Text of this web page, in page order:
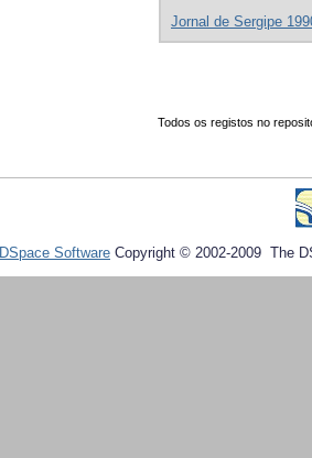
Jornal de Sergipe
Todos os registos no
DSpace Software Copyright © 2002-2009 The